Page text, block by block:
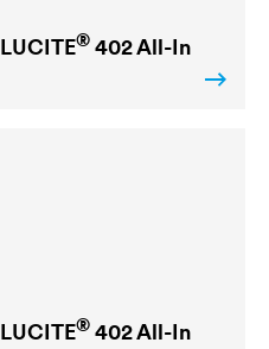
LUCITE® 402 All-In
LUCITE® 402 All-In